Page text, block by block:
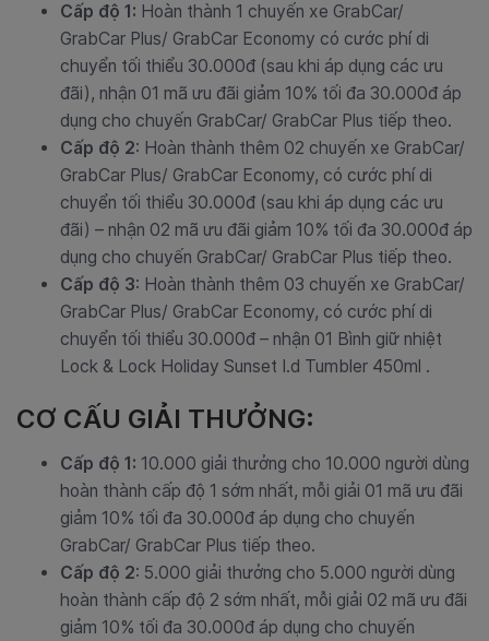
Cấp độ 1: Hoàn thành 1 chuyến xe GrabCar/
GrabCar Plus/ GrabCar Economy có cước phí di
chuyển tối thiểu 30.000đ (sau khi áp dụng các ưu
đãi), nhận 01 mã ưu đãi giảm 10% tối đa 30.000đ áp
dụng cho chuyến GrabCar/ GrabCar Plus tiếp theo.
Cấp độ 2: Hoàn thành thêm 02 chuyến xe GrabCar/
GrabCar Plus/ GrabCar Economy, có cước phí di
chuyển tối thiểu 30.000đ (sau khi áp dụng các ưu
đãi) – nhận 02 mã ưu đãi giảm 10% tối đa 30.000đ áp
dụng cho chuyến GrabCar/ GrabCar Plus tiếp theo.
Cấp độ 3: Hoàn thành thêm 03 chuyến xe GrabCar/
GrabCar Plus/ GrabCar Economy, có cước phí di
chuyển tối thiểu 30.000đ – nhận 01 Bình giữ nhiệt
Lock & Lock Holiday Sunset I.d Tumbler 450ml .
CƠ CẤU GIẢI THƯỞNG:
Cấp độ 1: 10.000 giải thưởng cho 10.000 người dùng
hoàn thành cấp độ 1 sớm nhất, mỗi giải 01 mã ưu đãi
giảm 10% tối đa 30.000đ áp dụng cho chuyến
GrabCar/ GrabCar Plus tiếp theo.
Cấp độ 2: 5.000 giải thưởng cho 5.000 người dùng
hoàn thành cấp độ 2 sớm nhất, mỗi giải 02 mã ưu đãi
giảm 10% tối đa 30.000đ áp dụng cho chuyến